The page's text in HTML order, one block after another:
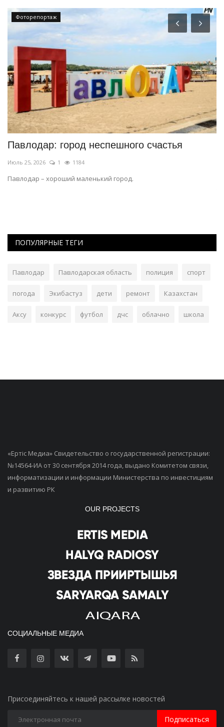
Фоторепортаж
Павлодар: город неспешного счастья
Июль 25, 2026 1 1184
Павлодар – хороший маленький город.
ПОПУЛЯРНЫЕ ТЕГИ
Павлодар Павлодарская область полиция спорт
погода Экибастуз дети ремонт Казахстан
Аксу конкурс футбол дчс облачно школа
«Ертiс Медиа» Свидетельство о государственной регистрации:
№14564-ИА от 30 сентября 2014 года, выдано Комитетом связи,
информатизации и информации Министерства по инвестициям
и развитию РК
OUR PROJECTS
СОЦИАЛЬНЫЕ МЕДИА
Присоединяйтесь к нашей рассылке новостей
Подписаться